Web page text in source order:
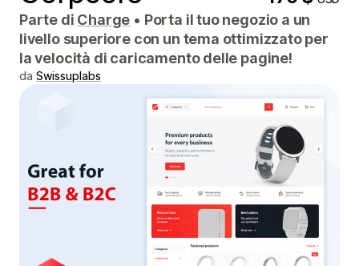
Parte di Charge • Porta il tuo negozio a un
livello superiore con un tema ottimizzato per
la velocità di caricamento delle pagine!
da Swissuplabs